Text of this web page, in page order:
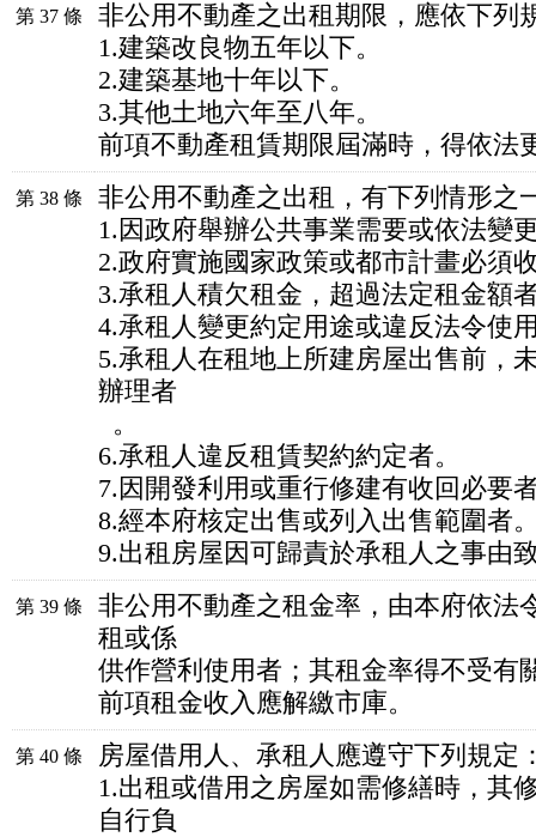
第 37 條
非公用不動產之出租期限，應依下列
1.建築改良物五年以下。
2.建築基地十年以下。
3.其他土地六年至八年。
前項不動產租賃期限屆滿時，得依法
第 38 條
非公用不動產之出租，有下列情形之
1.因政府舉辦公共事業需要或依法變
2.政府實施國家政策或都市計畫必須
3.承租人積欠租金，超過法定租金額
4.承租人變更約定用途或違反法令使
5.承租人在租地上所建房屋出售前，
辦理者
。
6.承租人違反租賃契約約定者。
7.因開發利用或重行修建有收回必要
8.經本府核定出售或列入出售範圍者
9.出租房屋因可歸責於承租人之事由
第 39 條
非公用不動產之租金率，由本府依法
租或係
供作營利使用者；其租金率得不受有
前項租金收入應解繳市庫。
第 40 條
房屋借用人、承租人應遵守下列規定
1.出租或借用之房屋如需修繕時，其
自行負